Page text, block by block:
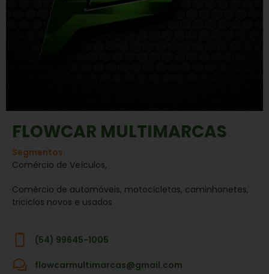
FLOWCAR MULTIMARCAS
Segmentos:
Comércio de Veículos,
Comércio de automóveis, motocicletas, caminhonetes,
triciclos novos e usados
(54) 99645-1005
flowcarmultimarcas@gmail.com